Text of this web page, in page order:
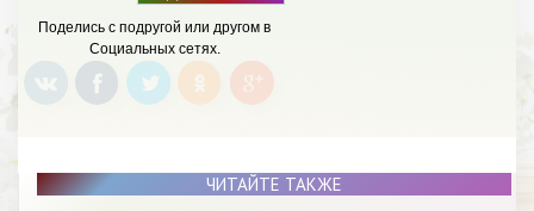
Поделись с подругой или другом в
Социальных сетях.
ЧИТАЙТЕ ТАКЖЕ